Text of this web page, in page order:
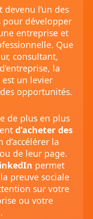
devenu l’un des
pour développer
entreprise et
Que
consultant,
la
un levier
opportunités.
de plus en plus
d’acheter des
d’accélérer la
de leur page.
permet
preuve sociale
sur votre
ou votre